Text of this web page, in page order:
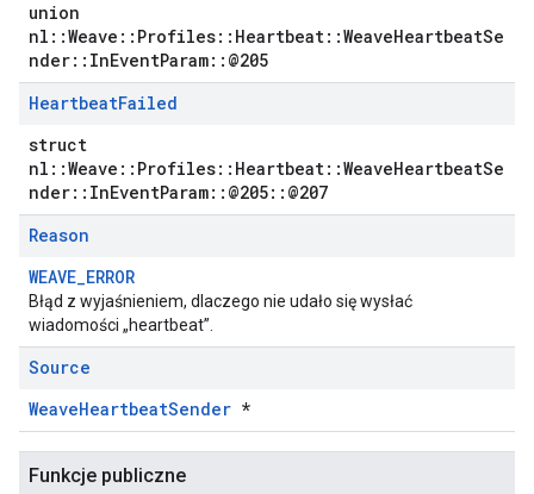
union
nl::Weave::Profiles::Heartbeat::WeaveHeartbeatSe
nder::InEventParam::@205
HeartbeatFailed
struct
nl::Weave::Profiles::Heartbeat::WeaveHeartbeatSe
nder::InEventParam::@205::@207
Reason
WEAVE_ERROR
Błąd z wyjaśnieniem, dlaczego nie udało się wysłać
wiadomości „heartbeat”.
Source
WeaveHeartbeatSender *
Funkcje publiczne